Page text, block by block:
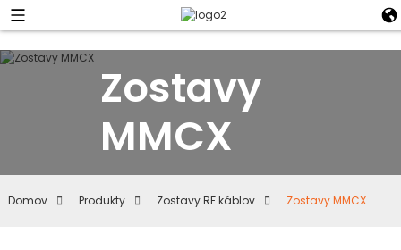
Zostavy
MMCX
Domov Produkty Zostavy RF káblov Zostavy MMCX